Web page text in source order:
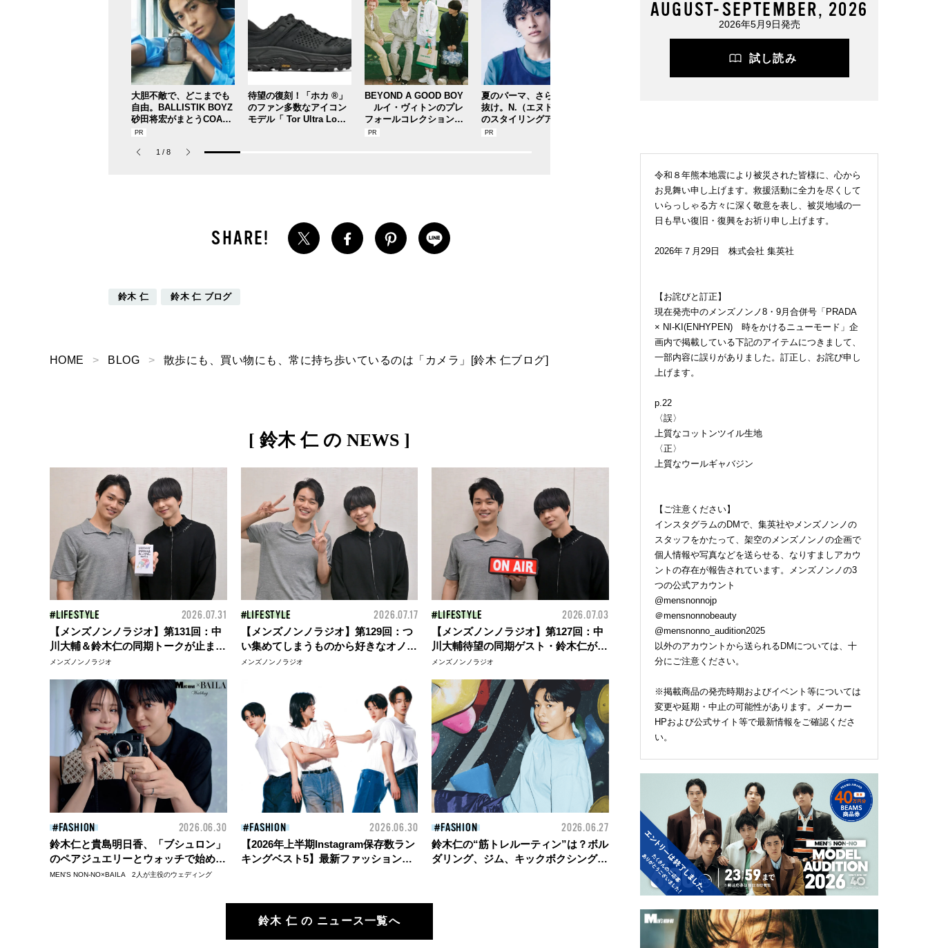
大胆不敵で、どこまでも
自由。BALLISTIK BOYZ
砂田将宏がまとうCOACH
の新作フレグランス「コ
パルファム」
待望の復刻！「ホカ ®」
のファン多数なアイコン
モデル「 Tor Ultra Lo（
BEYOND A GOOD BOY
ルイ・ヴィトンのプレ
フォールコレクションが
描くプレッピースタイル
夏のパーマ、さらにあか
抜け。N.（エヌドット）
のスタイリングアイテム
で作る旬ヘアのテクニッ
お届け！
1 / 8
鈴木 仁 鈴木 仁 ブログ
HOME BLOG 散歩にも、買い物にも、常に持ち歩いているのは「カメラ」[鈴木 仁ブログ]
[ 鈴木 仁 の NEWS ]
LIFESTYLE 2026.07.31
【メンズノンノラジオ】第131回：中
川大輔＆鈴木仁の同期トークが止まら
ない！ 空想シェアハウスにドラマ&
メンズノンノラジオ
LIFESTYLE 2026.07.17
【メンズノンノラジオ】第129回：つ
い集めてしまうものから好きなオノマ
トペまで⁉ 中川大輔＆鈴木仁がリス
メンズノンノラジオ
LIFESTYLE 2026.07.03
【メンズノンノラジオ】第127回：中
川大輔待望の同期ゲスト・鈴木仁が３
年ぶりに登場！
メンズノンノラジオ
FASHION 2026.06.30
鈴木仁と貴島明日香、「ブシュロン」
のペアジュエリーとウォッチで始める
ウェディングストーリー【MEN’S
MEN'S NON-NO×BAILA 2人が主役のウェディング
FASHION 2026.06.30
【2026年上半期Instagram保存数ラン
キングベスト5】最新ファッション&
稿を一挙紹介！
FASHION 2026.06.27
鈴木仁の“筋トレルーティン”は？ボル
ダリング、ジム、キックボクシング...
鈴木 仁 の ニュース一覧へ
AUGUST-SEPTEMBER, 2026
2026年5月9日発売
試し読み
令和８年熊本地震により被災された皆様に、心から
お見舞い申し上げます。救援活動に全力を尽くして
いらっしゃる方々に深く敬意を表し、被災地域の一
日も早い復旧・復興をお祈り申し上げます。
2026年７月29日 株式会社 集英社
【お詫びと訂正】
現在発売中のメンズノンノ8・9月合併号「PRADA
× NI-KI(ENHYPEN) 時をかけるニューモード」企
画内で掲載している下記のアイテムにつきまして、
一部内容に誤りがありました。訂正し、お詫び申し
上げます。
p.22
〈誤〉
上質なコットンツイル生地
〈正〉
上質なウールギャバジン
【ご注意ください】
インスタグラムのDMで、集英社やメンズノンノの
スタッフをかたって、架空のメンズノンノの企画で
個人情報や写真などを送らせる、なりすましアカウ
ントの存在が報告されています。メンズノンノの3
つの公式アカウント
@mensnonnojp
＠mensnonnobeauty
@mensnonno_audition2025
以外のアカウントから送られるDMについては、十
分にご注意ください。
※掲載商品の発売時期およびイベント等については
変更や延期・中止の可能性があります。メーカー
HPおよび公式サイト等で最新情報をご確認くださ
い。